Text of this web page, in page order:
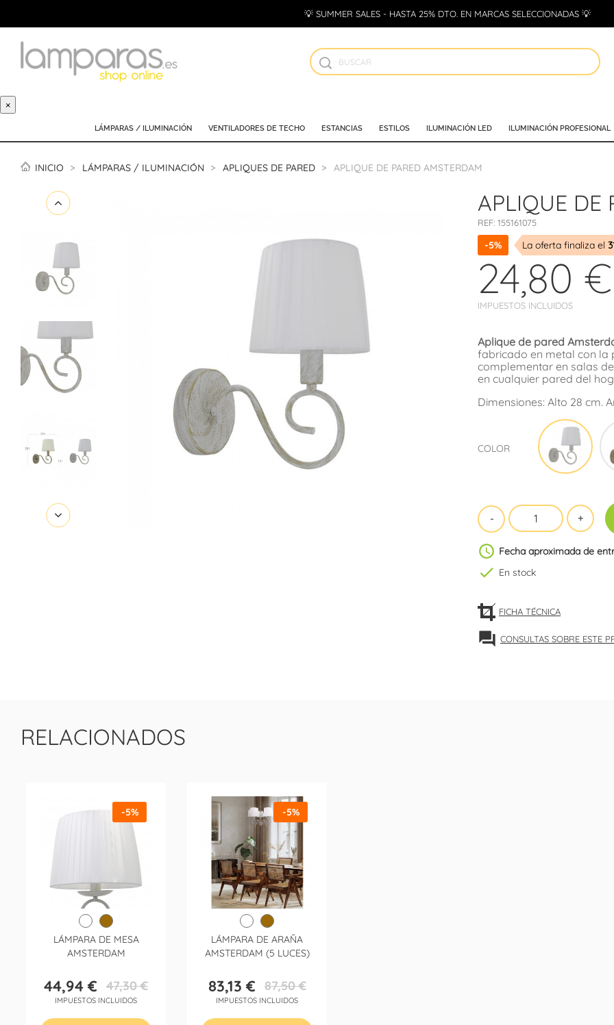
💡 SUMMER SALES - HASTA 25% DTO. EN MARCAS SELECCIONADAS 💡
×
LÁMPARAS / ILUMINACIÓN VENTILADORES DE TECHO ESTANCIAS ESTILOS ILUMINACIÓN LED ILUMINACIÓN PROFESIONAL
INICIO LÁMPARAS / ILUMINACIÓN APLIQUES DE PARED APLIQUE DE PARED AMSTERDAM
APLIQUE DE
REF: 155161075
-5% La oferta finaliza el
24,80 €
IMPUESTOS INCLUIDOS
Aplique de pared
fabricado en metal con la
complementar en salas
en cualquier pared del
Dimensiones: Alto 28 cm.
COLOR
schedule Fecha aproximada de
check En stock
FICHA TÉCNICA
forum CONSULTAS SOBRE ESTE
RELACIONADOS
LÁMPARA DE MESA
AMSTERDAM
Precio
44,94 €Precio
base
47,30 €
IMPUESTOS INCLUIDOS
-5%
LÁMPARA DE ARAÑA
AMSTERDAM (5 LUCES)
Precio
83,13 € Precio
base
87,50 €
IMPUESTOS INCLUIDOS
-5%